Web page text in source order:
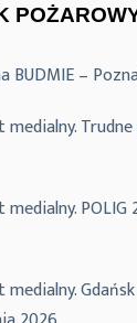
BUDMIE –
POLIG